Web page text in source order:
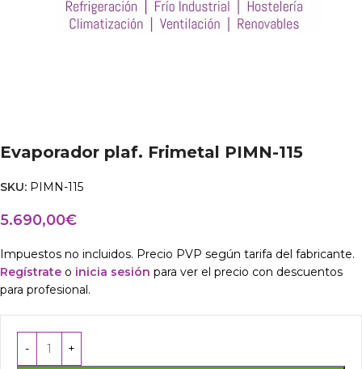
Evaporador plaf. Frimetal PIMN-115
SKU: PIMN-115
5.690,00€
Impuestos no incluidos. Precio PVP según tarifa del fabricante.
Regístrate o inicia sesión para ver el precio con descuentos
para profesional.